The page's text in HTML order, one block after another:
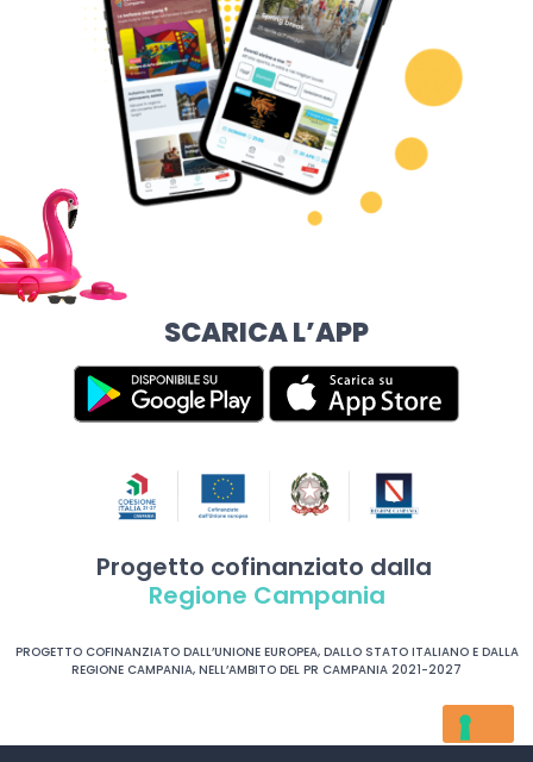
SCARICA L’APP
Progetto cofinanziato dalla
Regione Campania
PROGETTO COFINANZIATO DALL’UNIONE EUROPEA, DALLO STATO ITALIANO E DALLA
REGIONE CAMPANIA, NELL’AMBITO DEL PR CAMPANIA 2021-2027